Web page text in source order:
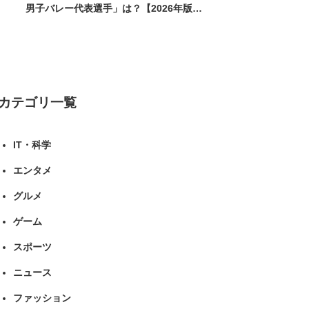
男子バレー代表選手」は？【2026年版・
テゴリ一覧
IT・科学
エンタメ
グルメ
ゲーム
スポーツ
ニュース
ファッション